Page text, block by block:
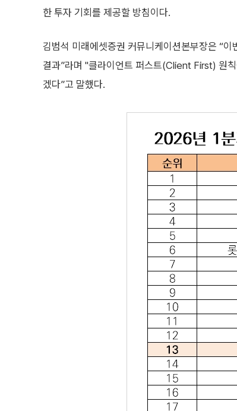
한 투자 기회를 제공할 방침이다.
김범석 미래에셋증권 커뮤니케이션본부장은 “
결과”라며 "클라이언트 퍼스트(Client First) 원
겠다”고 말했다.